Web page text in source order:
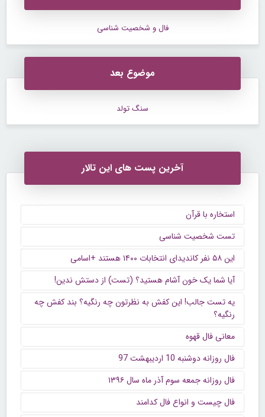
فال و شخصیت شناسی
موضوع بعد
سنگ تولد
آخرین پست های این تالار
استخاره با قرآن
تست شخصیت شناسی
این ۵۸ نفر کاندیدای انتخابات ۱۴۰۰ هستند +اسامی
آیا شما یک خون آشام هستید؟ (تست) از دستش ندین!
یه تست جالب! این کفش به نظرتون چه رنگیه؟ بند کفش چه
رنگیه؟
معانی فال قهوه
فال روزانه دوشنبه 10 اردیبهشت 97
فال روزانه جمعه سوم آذر ماه سال ۱۳۹۶
فال چیست و انواع فال کدامند